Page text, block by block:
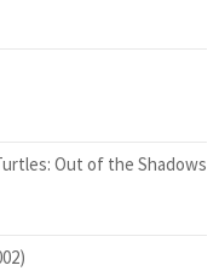
Out of the Shadows